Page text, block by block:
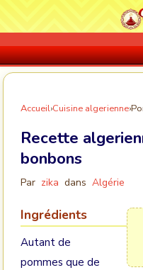
Accueil›Cuisine algerienne›
Recette
bonbons
Par zika dans Algérie
Ingrédients
Autant de
pommes que de